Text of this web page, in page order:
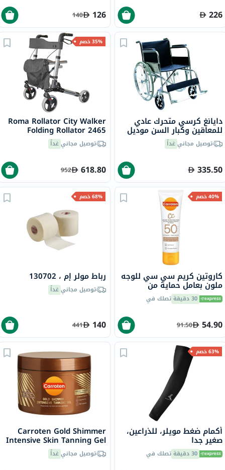
226
126
140
دايانغ كرسي متحرك عادي
للمعاقين وكبار السن موديل
DY01809-46
توصيل مجانيغداً
335.50
35% خصم
Roma Rollator City Walker
Folding Rollator 2465
توصيل مجانيغداً
618.80
952
40% خصم
كاروتين كريم سي سي للوجه
ملون بعامل حماية من
الشمس 50، 50 مل
30 دقيقة تصلك في
54.90
91.50
68% خصم
رباط مولر إم ، 130702
توصيل مجانيغداً
140
441
63% خصم
أكمام ضغط مويلر، للذراعين،
صغير جدا
30 دقيقة تصلك في
Carroten Gold Shimmer
Intensive Skin Tanning Gel
150mlتوصيل مجانيغداً